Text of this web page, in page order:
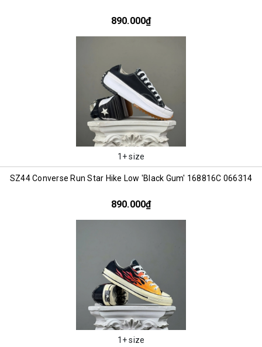
890.000₫
1+ size
SZ44 Converse Run Star Hike Low 'Black Gum' 168816C 066314
890.000₫
1+ size